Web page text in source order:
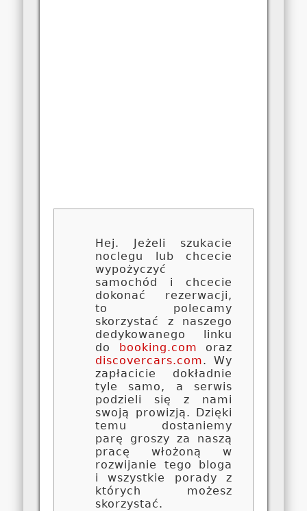
Hej. Jeżeli szukacie
noclegu lub chcecie
wypożyczyć
samochód i chcecie
dokonać rezerwacji,
to polecamy
skorzystać z naszego
dedykowanego linku
do booking.com oraz
discovercars.com. Wy
zapłacicie dokładnie
tyle samo, a serwis
podzieli się z nami
swoją prowizją. Dzięki
temu dostaniemy
parę groszy za naszą
pracę włożoną w
rozwijanie tego bloga
i wszystkie porady z
których możesz
skorzystać.